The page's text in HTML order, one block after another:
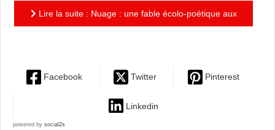
Lire la suite : Nuage : une fable écolo-poétique aux
Facebook Twitter Pinterest
Linkedin
powered by social2s